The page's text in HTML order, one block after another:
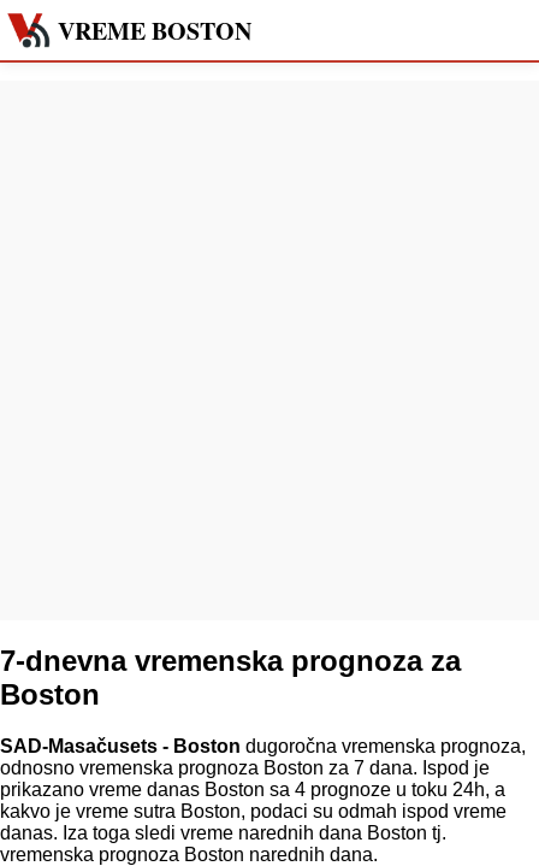
VREME BOSTON
7-dnevna vremenska prognoza za
Boston
SAD-Masačusets - Boston dugoročna vremenska prognoza,
odnosno vremenska prognoza Boston za 7 dana. Ispod je
prikazano vreme danas Boston sa 4 prognoze u toku 24h, a
kakvo je vreme sutra Boston, podaci su odmah ispod vreme
danas. Iza toga sledi vreme narednih dana Boston tj.
vremenska prognoza Boston narednih dana.